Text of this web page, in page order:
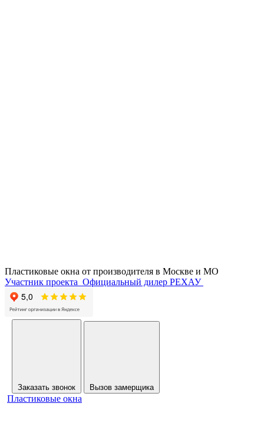
Пластиковые окна от производителя в Москве и МО
Участник проекта Официальный дилер РЕХАУ
Заказать звонок Вызов замерщика
Пластиковые окна